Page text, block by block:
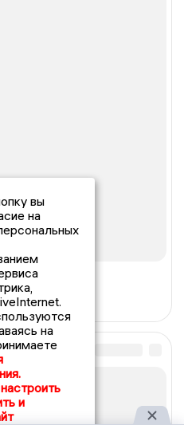
вы
на
на
настроить
и